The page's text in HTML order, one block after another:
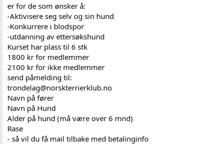
er for de som ønsker å:
-Aktivisere seg selv og sin hund
-Konkurrere i blodspor
-utdanning av ettersøkshund
Kurset har plass til 6 stk
1800 kr for medlemmer
2100 kr for ikke medlemmer
send påmelding til:
trondelag@norskterrierklub.no
Navn på fører
Navn på Hund
Alder på hund (må være over 6 mnd)
Rase
- så vil du få mail tilbake med betalinginfo